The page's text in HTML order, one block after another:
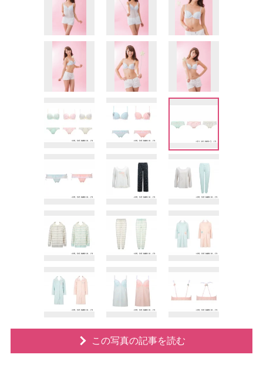
この写真の記事を読む